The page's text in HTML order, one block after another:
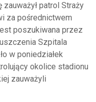
patrol Straży
za pośrednictwem
poszukiwana przez
Szpitala
w poniedziałek
okolice stadionu
zauważyli